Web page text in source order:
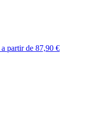
a partir de 87,90 €